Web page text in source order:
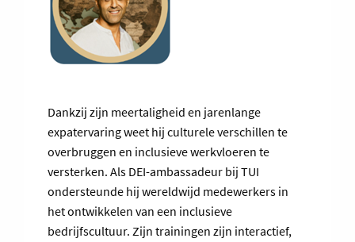
Dankzij zijn meertaligheid en jarenlange
expatervaring weet hij culturele verschillen te
overbruggen en inclusieve werkvloeren te
versterken. Als DEI-ambassadeur bij TUI
ondersteunde hij wereldwijd medewerkers in
het ontwikkelen van een inclusieve
bedrijfscultuur. Zijn trainingen zijn interactief,